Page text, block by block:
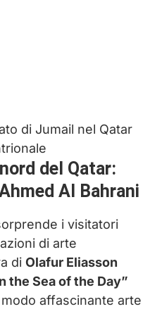
di Jumail nel Qatar
del Qatar:
Al Bahrani
i visitatori
di arte
di Olafur Eliasson
the Sea of the Day”
affascinante arte